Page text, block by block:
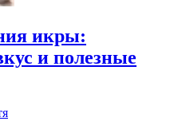
икры:
и полезные